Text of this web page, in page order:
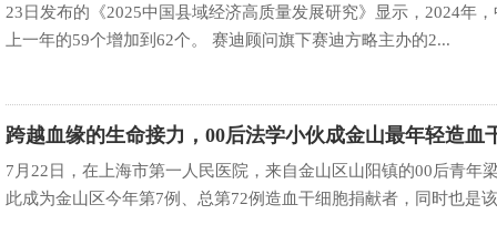
23日发布的《2025中国县域经济高质量发展研究》显示，2024年
上一年的59个增加到62个。 赛迪顾问旗下赛迪方略主办的2...
跨越血缘的生命接力，00后法学小伙成金山最年轻造血
捐献者
7月22日，在上海市第一人民医院，来自金山区山阳镇的00后青年
此成为金山区今年第7例、总第72例造血干细胞捐献者，同时也是